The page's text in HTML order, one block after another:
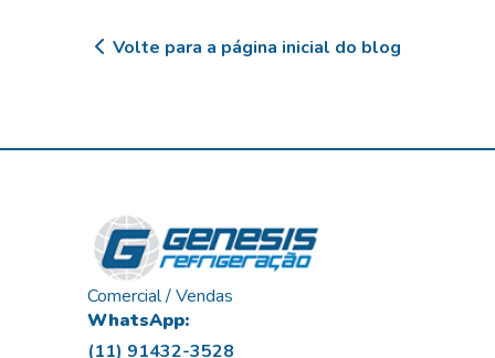
Volte para a página inicial do blog
Comercial / Vendas
WhatsApp:
(11) 91432-3528